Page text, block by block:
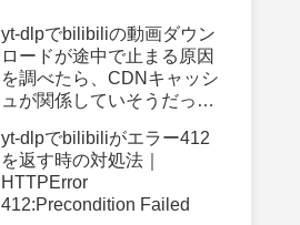
yt-dlpでbilibiliの動画ダウン
ロードが途中で止まる原因
を調べたら、CDNキャッシ
ュが関係していそうだった
yt-dlpでbilibiliがエラー412
を返す時の対処法｜
HTTPError
412:Precondition Failed